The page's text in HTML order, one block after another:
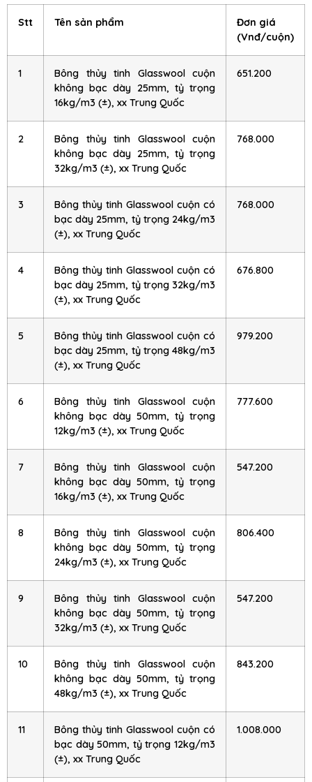
Stt Tên sản phẩm
Đơn giá
(Vnđ/cuộn)
1
Bông thủy tinh Glasswool cuộn
không bạc dày 25mm, tỷ trọng
16kg/m3 (±), xx Trung Quốc
651.200
2
Bông thủy tinh Glasswool cuộn
không bạc dày 25mm, tỷ trọng
32kg/m3 (±), xx Trung Quốc
768.000
3
Bông thủy tinh Glasswool cuộn có
bạc dày 25mm, tỷ trọng 24kg/m3
(±), xx Trung Quốc
768.000
4
Bông thủy tinh Glasswool cuộn có
bạc dày 25mm, tỷ trọng 32kg/m3
(±), xx Trung Quốc
676.800
5
Bông thủy tinh Glasswool cuộn có
bạc dày 25mm, tỷ trọng 48kg/m3
(±), xx Trung Quốc
979.200
6
Bông thủy tinh Glasswool cuộn
không bạc dày 50mm, tỷ trọng
12kg/m3 (±), xx Trung Quốc
777.600
7
Bông thủy tinh Glasswool cuộn
không bạc dày 50mm, tỷ trọng
16kg/m3 (±), xx Trung Quốc
547.200
8
Bông thủy tinh Glasswool cuộn
không bạc dày 50mm, tỷ trọng
24kg/m3 (±), xx Trung Quốc
806.400
9
Bông thủy tinh Glasswool cuộn
không bạc dày 50mm, tỷ trọng
32kg/m3 (±), xx Trung Quốc
547.200
10
Bông thủy tinh Glasswool cuộn
không bạc dày 50mm, tỷ trọng
48kg/m3 (±), xx Trung Quốc
843.200
11
Bông thủy tinh Glasswool cuộn có
bạc dày 50mm, tỷ trọng 12kg/m3
(±), xx Trung Quốc
1.008.000